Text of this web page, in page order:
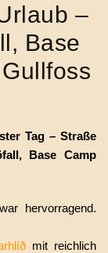
–
Base
Tag – Straße
, Base Camp
hervorragend.
mit reichlich